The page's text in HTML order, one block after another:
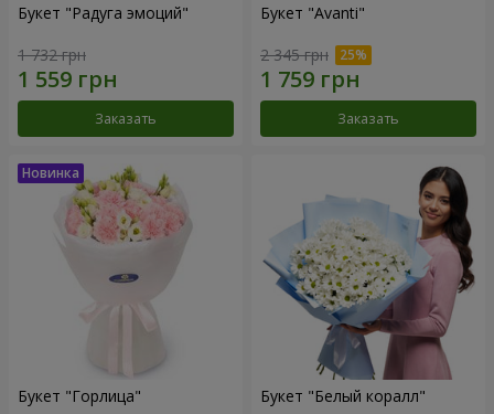
Букет "Радуга эмоций"
1 732 грн
Заказать
Букет "Avanti"
2 345 грн
Заказать
Букет "Горлица" Букет "Белый коралл"